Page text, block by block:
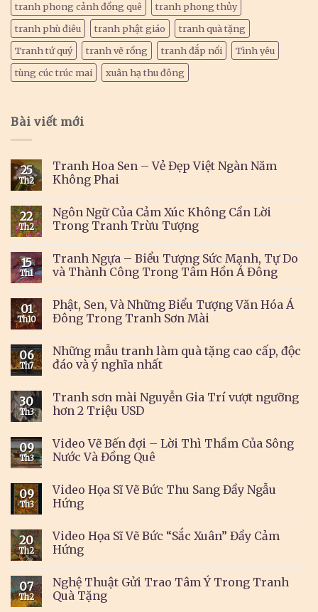
tranh phong cảnh đồng quê
tranh phong thủy
tranh phù điêu
tranh phật giáo
tranh quà tặng
Tranh tứ quý
tranh vẽ rồng tranh đắp nổi
Tình yêu
tùng cúc trúc mai
xuân hạ thu đông
Bài viết mới
25
Th2
Tranh Hoa Sen – Vẻ Đẹp Việt Ngàn Năm
Không Phai
22
Th2
Ngôn Ngữ Của Cảm Xúc Không Cần Lời
Trong Tranh Trừu Tượng
15
Th1
Tranh Ngựa – Biểu Tượng Sức Mạnh, Tự Do
và Thành Công Trong Tâm Hồn Á Đông
01
Th10
Phật, Sen, Và Những Biểu Tượng Văn Hóa Á
Đông Trong Tranh Sơn Mài
06
Th7
Những mẫu tranh làm quà tặng cao cấp, độc
đáo và ý nghĩa nhất
30
Th3
Tranh sơn mài Nguyễn Gia Trí vượt ngưỡng
hơn 2 Triệu USD
09
Th3
Video Vẽ Bến đợi – Lời Thì Thầm Của Sông
Nước Và Đồng Quê
09
Th3
Video Họa Sĩ Vẽ Bức Thu Sang Đầy Ngẫu
Hứng
20
Th2
Video Họa Sĩ Vẽ Bức “Sắc Xuân” Đầy Cảm
Hứng
07
Th2
Nghệ Thuật Gửi Trao Tâm Ý Trong Tranh
Quà Tặng